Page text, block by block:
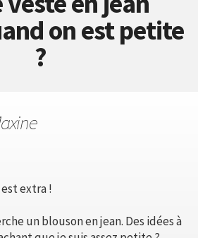
on est petite
?
extra !
un blouson en jean. Des idées à